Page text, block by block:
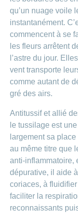
qu’un nuage voile
instantanément.
commencent à se
les fleurs arrêtent
l’astre du jour.
vent transporte
comme autant de
gré des airs.
Antitussif et allié
le tussilage est
largement sa
au même titre que
anti-inflammatoire,
dépurative, il aide
coriaces, à
faciliter la
reconnaissants